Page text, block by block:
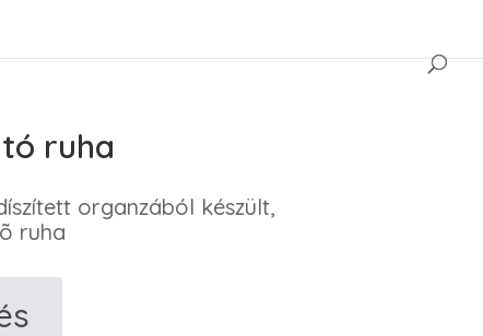
ruha
organzából készült,
ruha